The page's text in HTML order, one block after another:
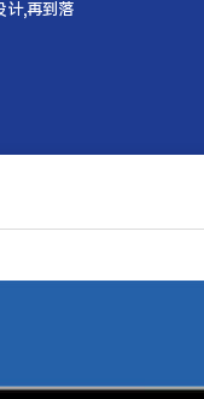
计,再到落